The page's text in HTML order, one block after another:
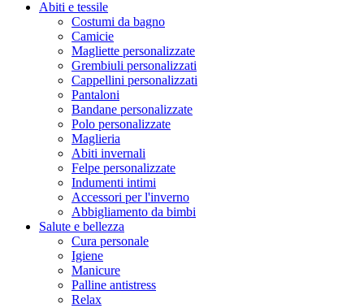
Abiti e tessile
Costumi da bagno
Camicie
Magliette personalizzate
Grembiuli personalizzati
Cappellini personalizzati
Pantaloni
Bandane personalizzate
Polo personalizzate
Maglieria
Abiti invernali
Felpe personalizzate
Indumenti intimi
Accessori per l'inverno
Abbigliamento da bimbi
Salute e bellezza
Cura personale
Igiene
Manicure
Palline antistress
Relax